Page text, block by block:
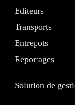
Editeurs
Transports
Entrepots
Reportages
Solution de